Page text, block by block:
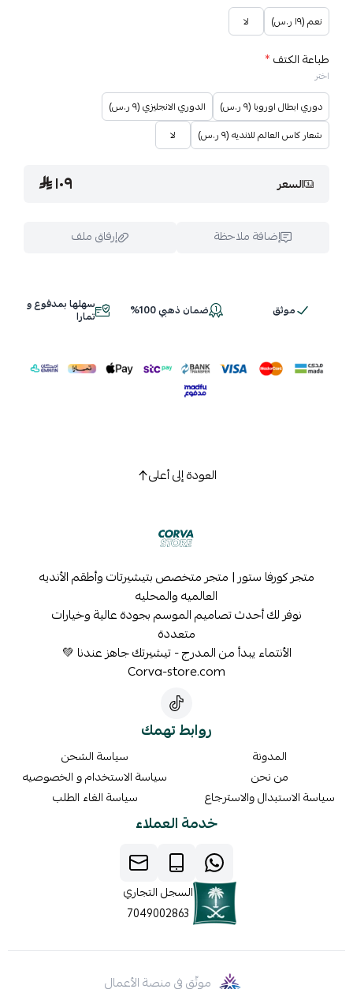
نعم (١٩ ر.س) لا
طباعة الكتف*
اختر
دوري ابطال اوروبا (٩ ر.س)
الدوري الانجليزي (٩ ر.س)
شعار كاس العالم للانديه (٩ ر.س)
لا
السعر ١٠٩
إضافة ملاحظة إرفاق ملف
اسحب و افلت الملف هنا
موثق ضمان ذهبي 100% سهلها بمدفوع و
تمارا
العودة إلى أعلى
متجر كورفا ستور | متجر متخصص بتيشيرتات وأطقم الأنديه
العالميه والمحليه
نوفر لك أحدث تصاميم الموسم بجودة عالية وخيارات
متعددة
الأنتماء يبدأ من المدرج - تيشيرتك جاهز عندنا 💚
Corva-store.com
روابط تهمك
المدونة
من نحن
سياسة الاستبدال والاسترجاع
سياسة الشحن
سياسة الاستخدام و الخصوصيه
سياسة الغاء الطلب
خدمة العملاء
السجل التجاري
7049002863
موثّق في منصة الأعمال